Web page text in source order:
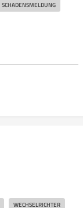
SCHADENSMELDUNG
WECHSELRICHTER